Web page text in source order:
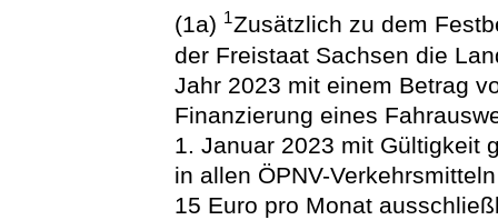
(1a) 1Zusätzlich zu dem
der Freistaat Sachsen die
Jahr 2023 mit einem Betrag
Finanzierung eines
1. Januar 2023 mit Gültigkeit
in allen ÖPNV-
15 Euro pro Monat